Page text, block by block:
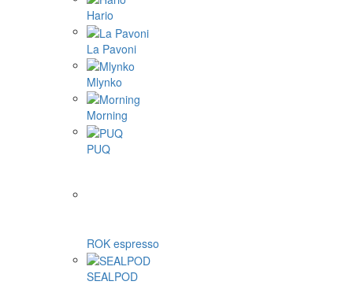
Hario
La Pavoni
Mlynko
Morning
PUQ
ROK espresso
SEALPOD